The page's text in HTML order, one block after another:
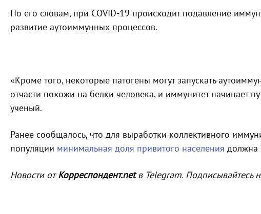
По его словам, при COVID-19 происходит подавление
развитие аутоиммунных процессов.
«Кроме того, некоторые патогены могут запускать
отчасти похожи на белки человека, и иммунитет начинает
ученый.
Ранее сообщалось, что для выработки коллективного
популяции минимальная доля привитого населения должна
Новости отКорреспондент.netв Telegram. Подписывайтесь